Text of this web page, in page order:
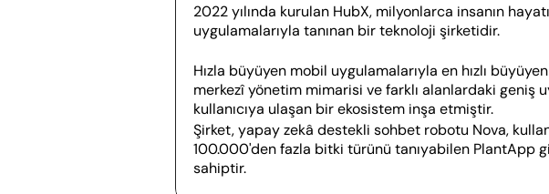
2022 yılında kurulan HubX, milyonlarca insanın
uygulamalarıyla tanınan bir teknoloji şirketidir.
Hızla büyüyen mobil uygulamalarıyla en hızlı
merkezî yönetim mimarisi ve farklı alanlardaki geniş
kullanıcıya ulaşan bir ekosistem inşa etmiştir.
Şirket, yapay zekâ destekli sohbet robotu Nova,
100.000'den fazla bitki türünü tanıyabilen PlantApp
sahiptir.